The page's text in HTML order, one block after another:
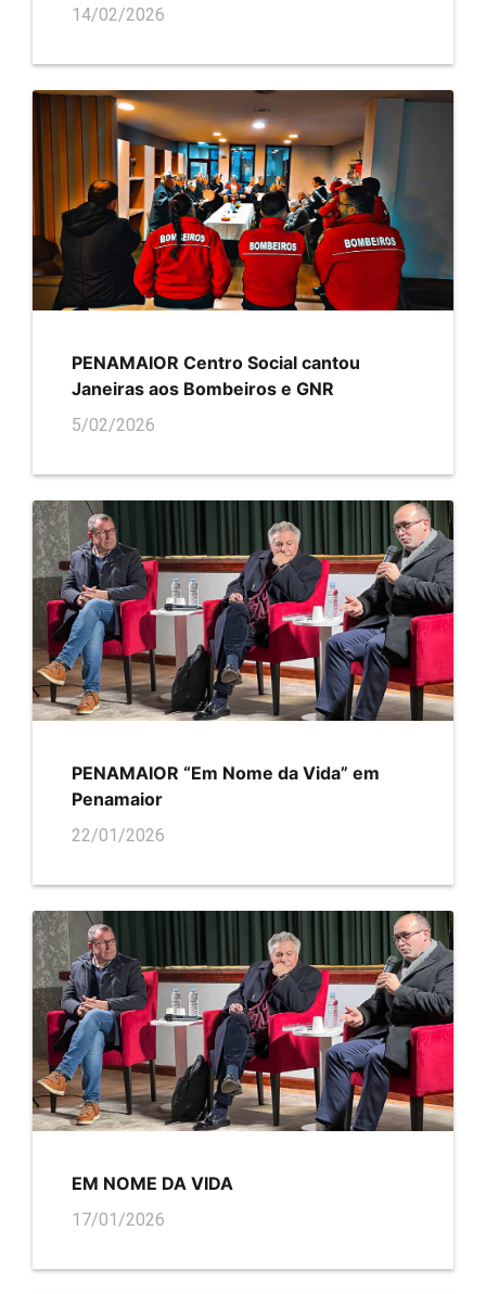
14/02/2026
PENAMAIOR Centro Social cantou
Janeiras aos Bombeiros e GNR
5/02/2026
PENAMAIOR “Em Nome da Vida” em
Penamaior
22/01/2026
EM NOME DA VIDA
17/01/2026